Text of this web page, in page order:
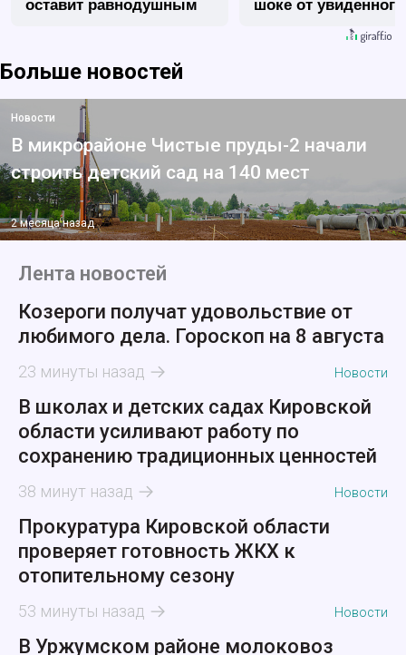
оставит равнодушным
шоке от увиденного
Больше новостей
Новости
В микрорайоне Чистые пруды-2 начали
строить детский сад на 140 мест
2 месяца назад
Лента новостей
Козероги получат удовольствие от
любимого дела. Гороскоп на 8 августа
23 минуты назад Новости
В школах и детских садах Кировской
области усиливают работу по
сохранению традиционных ценностей
38 минут назад Новости
Прокуратура Кировской области
проверяет готовность ЖКХ к
отопительному сезону
53 минуты назад Новости
В Уржумском районе молоковоз